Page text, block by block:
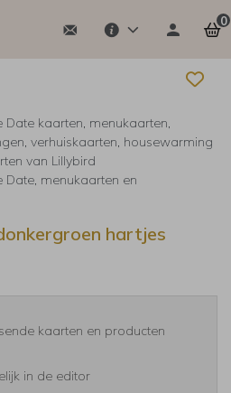
0
Date kaarten, menukaarten,
verhuiskaarten, housewarming
van Lillybird
Date, menukaarten en
hartjes
kaarten en producten
in de editor